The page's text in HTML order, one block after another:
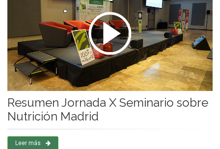
Resumen Jornada X Seminario sobre
Nutrición Madrid
Leer más